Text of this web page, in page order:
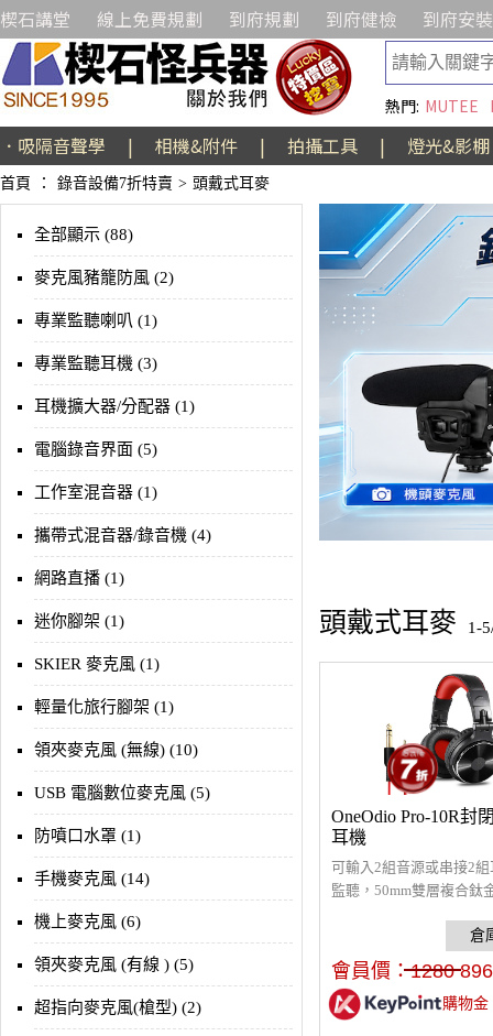
楔石講堂 線上免費規劃 到府規劃 到府健檢 到府安裝
熱門: MUTEE
．吸隔音聲學 | 相機&附件 | 拍攝工具 | 燈光&影棚
首頁 ： 錄音設備7折特賣 > 頭戴式耳麥
全部顯示 (88)
麥克風豬籠防風 (2)
專業監聽喇叭 (1)
專業監聽耳機 (3)
耳機擴大器/分配器 (1)
電腦錄音界面 (5)
工作室混音器 (1)
攜帶式混音器/錄音機 (4)
網路直播 (1)
迷你腳架 (1)
SKIER 麥克風 (1)
輕量化旅行腳架 (1)
領夾麥克風 (無線) (10)
USB 電腦數位麥克風 (5)
防噴口水罩 (1)
手機麥克風 (14)
機上麥克風 (6)
領夾麥克風 (有線 ) (5)
超指向麥克風(槍型) (2)
頭戴式耳麥 1-
OneOdio Pro-10R封
耳機
可輸入2組音源或串接2
監聽，50mm雙層複合鈦
具3.5mm及6.35mm插孔
專業錄音介面及大部分的
置，配戴舒適、隔音效
時間使用無壓力，適合
會員價：1280 896
購物金